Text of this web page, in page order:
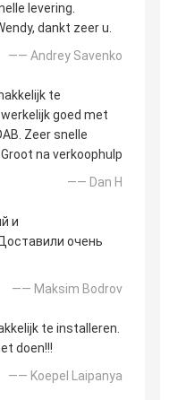
levering.
dankt zeer u.
—— Andrey Savenko
te
goed met
Zeer snelle
na verkoophulp
—— Dan H
и
очень
—— Maksim Bodrov
te installeren.
doen!!!
—— Koepel Laipanya